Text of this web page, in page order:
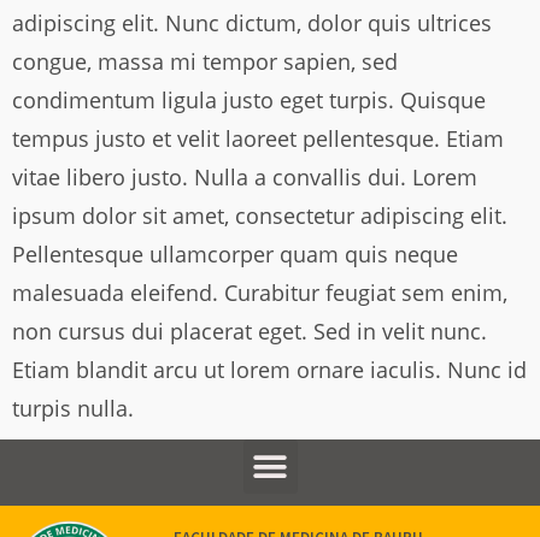
adipiscing elit. Nunc dictum, dolor quis ultrices
congue, massa mi tempor sapien, sed
condimentum ligula justo eget turpis. Quisque
tempus justo et velit laoreet pellentesque. Etiam
vitae libero justo. Nulla a convallis dui. Lorem
ipsum dolor sit amet, consectetur adipiscing elit.
Pellentesque ullamcorper quam quis neque
malesuada eleifend. Curabitur feugiat sem enim,
non cursus dui placerat eget. Sed in velit nunc.
Etiam blandit arcu ut lorem ornare iaculis. Nunc id
turpis nulla.